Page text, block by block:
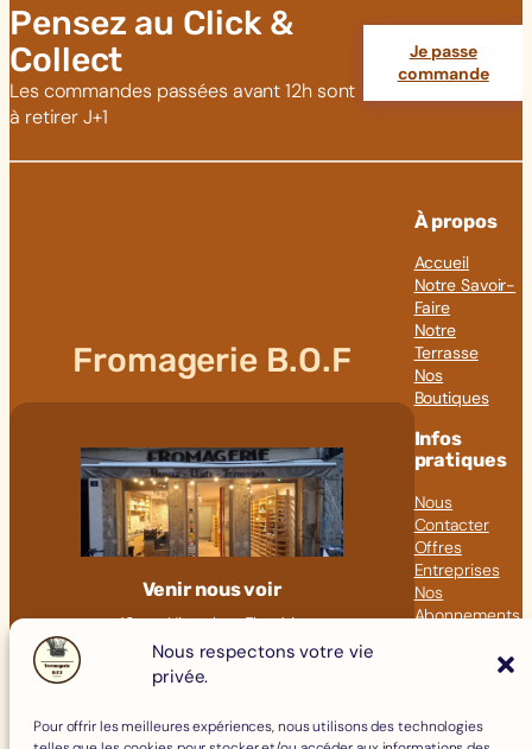
Nous respectons votre vie
privée.
Pour offrir les meilleures expériences, nous utilisons des technologies
Pensez au Click &
Collect
Les commandes passées avant 12h sont
à retirer J+1
Je passe
commande
Fromagerie B.O.F
Venir nous voir
18 rue Hippolyte Flandrin
69001 LYON
09 82 23 41 60
À propos
Accueil
Notre Savoir-
Faire
Notre
Terrasse
Nos
Boutiques
Infos
pratiques
Nous
Contacter
Offres
Entreprises
Nos
Abonnements
Fromages